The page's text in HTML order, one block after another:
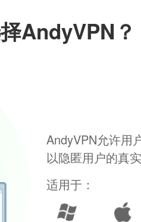
AndyVPN？
AndyVPN允许用
以隐匿用户的真
适用于：